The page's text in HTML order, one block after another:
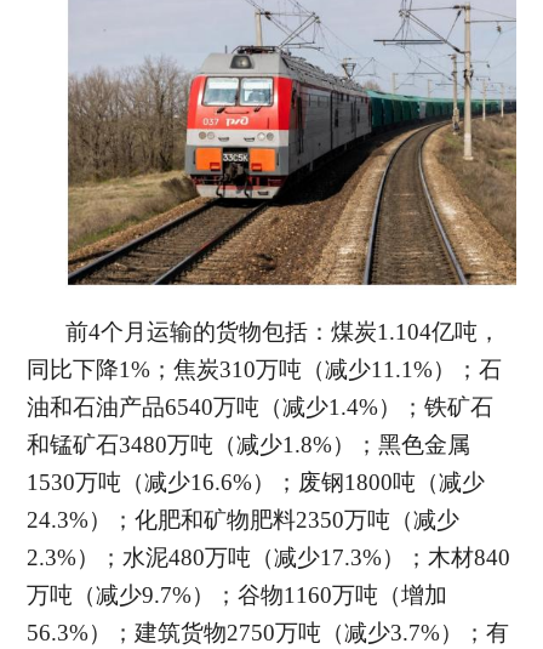
前4个月运输的货物包括：煤炭1.104亿吨，
同比下降1%；焦炭310万吨（减少11.1%）；石
油和石油产品6540万吨（减少1.4%）；铁矿石
和锰矿石3480万吨（减少1.8%）；黑色金属
1530万吨（减少16.6%）；废钢1800吨（减少
24.3%）；化肥和矿物肥料2350万吨（减少
2.3%）；水泥480万吨（减少17.3%）；木材840
万吨（减少9.7%）；谷物1160万吨（增加
56.3%）；建筑货物2750万吨（减少3.7%）；有